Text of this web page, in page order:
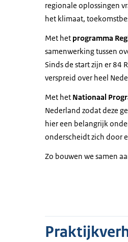
regionale oplossingen
het klimaat,
Met het programma
samenwerking tussen
Sinds de start zijn er 84
verspreid over heel
Met het Nationaal
Nederland zodat deze
hier een belangrijk
onderscheidt zich door
Zo bouwen we samen